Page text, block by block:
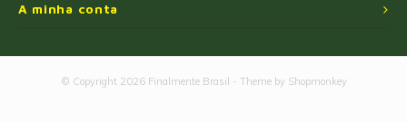
A minha conta
© Copyright 2026 Finalmente Brasil - Theme by Shopmonkey